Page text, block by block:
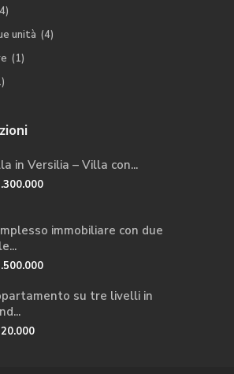
unità (4)
(1)
in Versilia – Villa con...
immobiliare con due
su tre livelli in